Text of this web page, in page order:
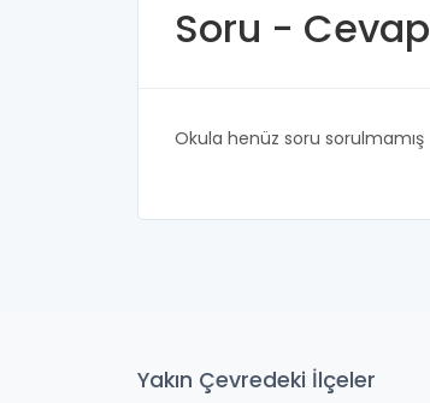
Soru - Cevap
Okula henüz soru sorulmamış
Yakın Çevredeki İlçeler